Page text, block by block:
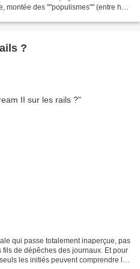
montée des ""populismes"" (entre huit
?
qui passe totalement inaperçue, pas
de dépêches des journaux. Et pour
les initiés peuvent comprendre la